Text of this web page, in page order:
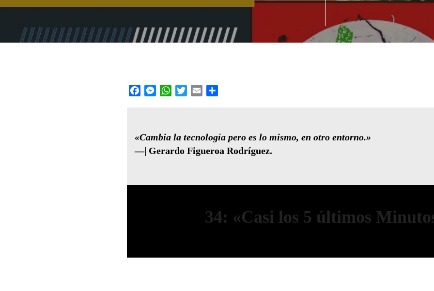
FacebookMessengerWhatsApp
Twitter Email
«Cambia la tecnología pero es lo mismo, en otro entorno.»
—| Gerardo Figueroa Rodríguez.
34: «Casi los 5 últimos